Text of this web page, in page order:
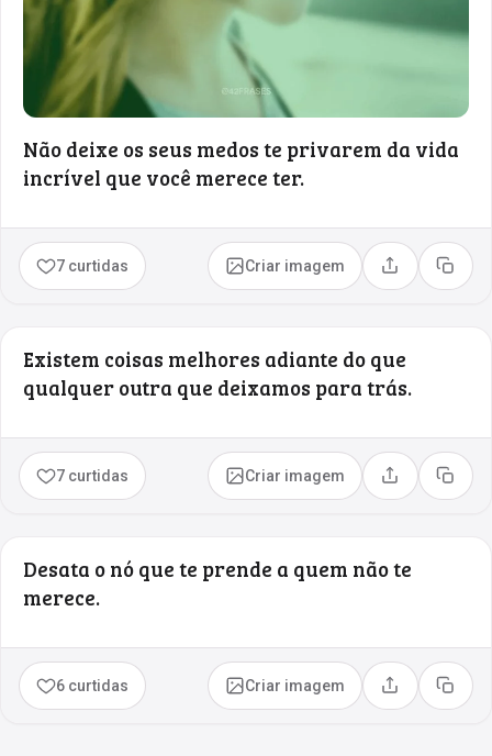
Não deixe os seus medos te privarem da vida
incrível que você merece ter.
7 curtidas Criar imagem Compartilhar
Copiar
Existem coisas melhores adiante do que
qualquer outra que deixamos para trás.
7 curtidas Criar imagem Compartilhar
Copiar
Desata o nó que te prende a quem não te
merece.
6 curtidas Criar imagem Compartilhar
Copiar